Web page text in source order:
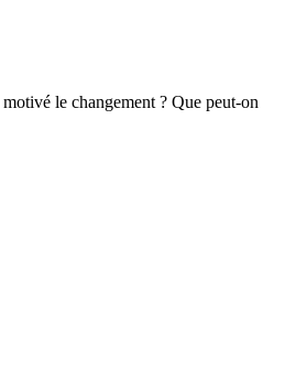
le changement ? Que peut-on